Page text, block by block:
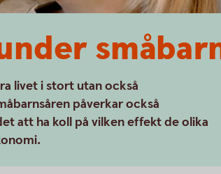
livet i stort utan också
påverkar också
att ha koll på vilken effekt de olika